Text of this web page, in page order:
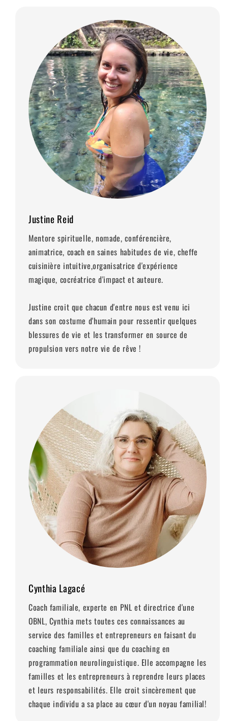
Justine Reid
Mentore spirituelle, nomade, conférencière,
animatrice, coach en saines habitudes de vie, cheffe
cuisinière intuitive,organisatrice d'expérience
magique, cocréatrice d'impact et auteure.
Justine croit que chacun d'entre nous est venu ici
dans son costume d'humain pour ressentir quelques
blessures de vie et les transformer en source de
propulsion vers notre vie de rêve !
Cynthia Lagacé
Coach familiale, experte en PNL et directrice d'une
OBNL, Cynthia mets toutes ces connaissances au
service des familles et entrepreneurs en faisant du
coaching familiale ainsi que du coaching en
programmation neurolinguistique. Elle accompagne les
familles et les entrepreneurs à reprendre leurs places
et leurs responsabilités. Elle croit sincèrement que
chaque individu a sa place au cœur d'un noyau familial!